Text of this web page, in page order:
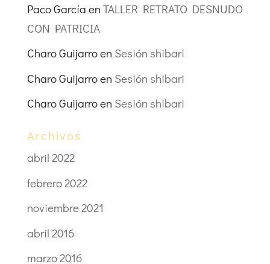
Paco García en TALLER RETRATO DESNUDO
CON PATRICIA
Charo Guijarroen Sesión shibari
Charo Guijarroen Sesión shibari
Charo Guijarroen Sesión shibari
Archivos
abril 2022
febrero 2022
noviembre 2021
abril 2016
marzo 2016